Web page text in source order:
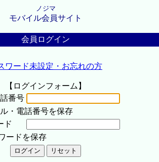
ノジマ
モバイル会員サイト
会員ログイン
ワード未設定・お忘れの方
【ログインフォーム】
番号
ル・電話番号を保存
ド
ードを保存